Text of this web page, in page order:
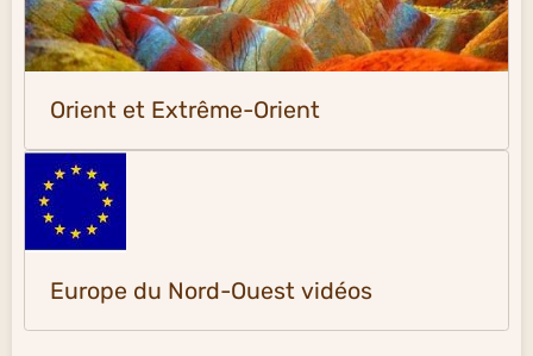
Orient et Extrême-Orient
Europe du Nord-Ouest vidéos